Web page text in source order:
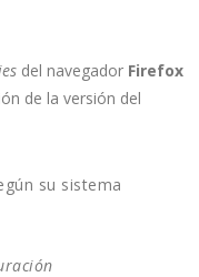
del navegador Firefox
de la versión del
su sistema